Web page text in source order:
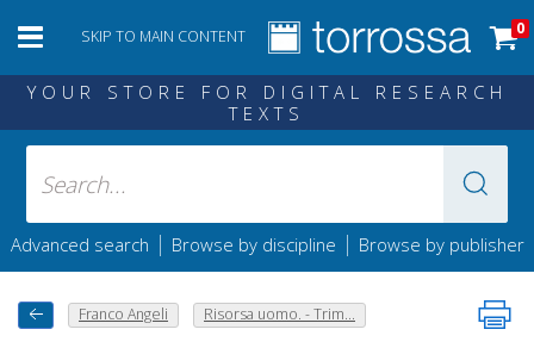
SKIP TO MAIN CONTENT 0
YOUR STORE FOR DIGITAL RESEARCH
TEXTS
Advanced search | Browse by discipline | Browse by publisher
Franco Angeli Risorsa uomo. - Trim...